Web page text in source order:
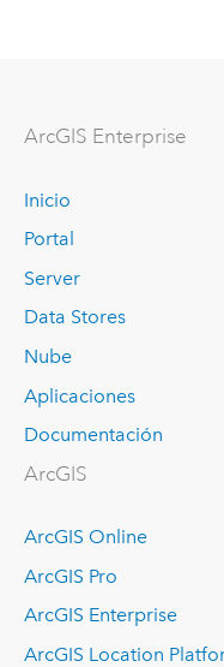
ArcGIS Enterprise
Inicio
Portal
Server
Data Stores
Nube
Aplicaciones
Documentación
ArcGIS
ArcGIS Online
ArcGIS Pro
ArcGIS Enterprise
ArcGIS Location